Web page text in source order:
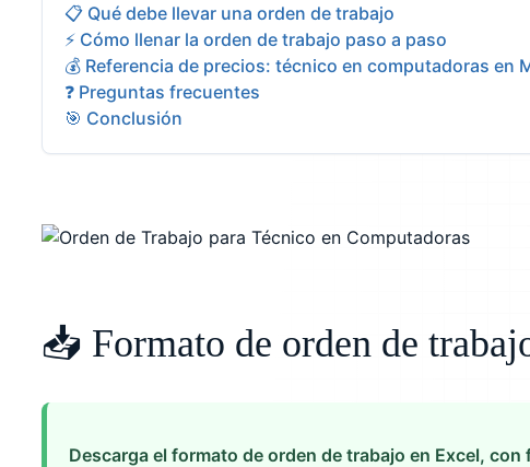
📋 Qué debe llevar una orden de trabajo
⚡ Cómo llenar la orden de trabajo paso a paso
💰 Referencia de precios: técnico en computadoras en
❓ Preguntas frecuentes
🎯 Conclusión
📥 Formato de orden de
Descarga el formato de orden de trabajo en Excel,